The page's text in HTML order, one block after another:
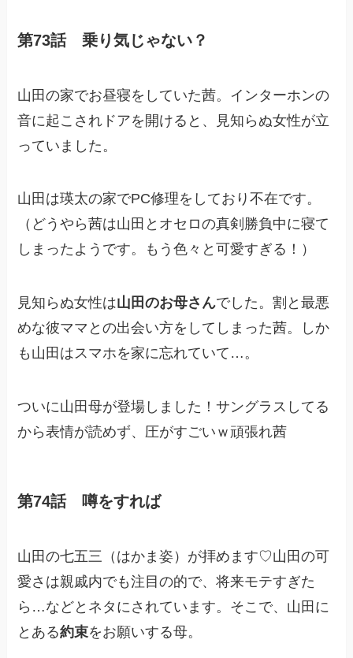
第73話 乗り気じゃない？
山田の家でお昼寝をしていた茜。インターホンの
音に起こされドアを開けると、見知らぬ女性が立
っていました。
山田は瑛太の家でPC修理をしており不在です。
（どうやら茜は山田とオセロの真剣勝負中に寝て
しまったようです。もう色々と可愛すぎる！）
見知らぬ女性は山田のお母さんでした。割と最悪
めな彼ママとの出会い方をしてしまった茜。しか
も山田はスマホを家に忘れていて…。
ついに山田母が登場しました！サングラスしてる
から表情が読めず、圧がすごいｗ頑張れ茜
第74話 噂をすれば
山田の七五三（はかま姿）が拝めます♡山田の可
愛さは親戚内でも注目の的で、将来モテすぎた
ら…などとネタにされています。そこで、山田に
とある約束をお願いする母。